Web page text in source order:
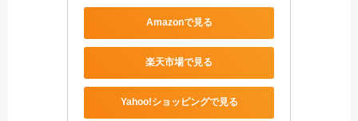
Amazonで見る
楽天市場で見る
Yahoo!ショッピングで見る